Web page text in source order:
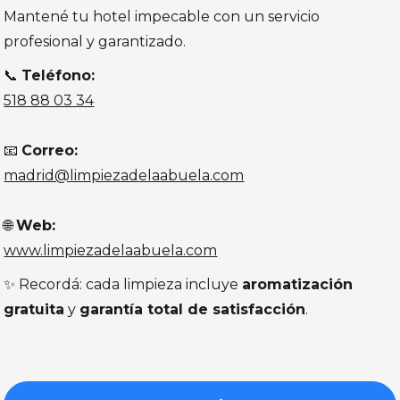
Mantené tu hotel impecable con un servicio
profesional y garantizado.
📞 Teléfono:
518 88 03 34
📧 Correo:
madrid@limpiezadelaabuela.com
🌐Web:
www.limpiezadelaabuela.com
✨ Recordá: cada limpieza incluye aromatización
gratuita y garantía total de satisfacción.